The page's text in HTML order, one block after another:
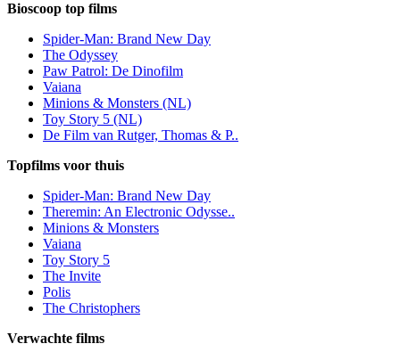
Bioscoop top films
Spider-Man: Brand New Day
The Odyssey
Paw Patrol: De Dinofilm
Vaiana
Minions & Monsters (NL)
Toy Story 5 (NL)
De Film van Rutger, Thomas & P..
Topfilms voor thuis
Spider-Man: Brand New Day
Theremin: An Electronic Odysse..
Minions & Monsters
Vaiana
Toy Story 5
The Invite
Polis
The Christophers
Verwachte films